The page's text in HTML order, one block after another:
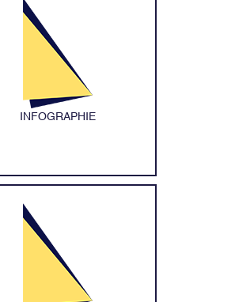
INFOGRAPHIE